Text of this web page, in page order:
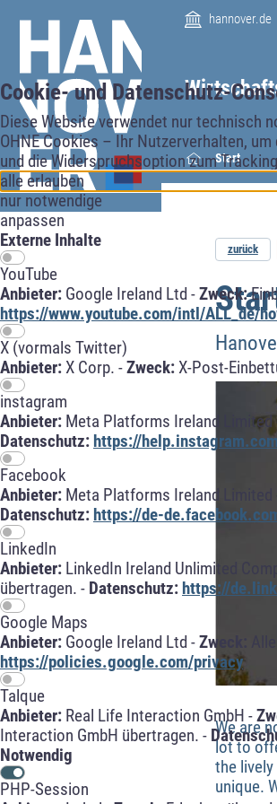
Cookie- und Datenschutz-
Diese Website verwendet nur technisch
OHNE Cookies – Ihr Nutzerverhalten,
und die Widerspruchsoption zum
alle erlauben
nur notwendige
anpassen
Externe Inhalte
YouTube
Anbieter: Google Ireland Ltd -Zweck:
https://www.youtube.com/intl/ALL_de/
X (vormals Twitter)
Anbieter:X Corp. -Zweck:X-Post-
instagram
Anbieter: Meta Platforms Ireland
Datenschutz: https://
Facebook
Anbieter: Meta Platforms Ireland
Datenschutz: https://de-
LinkedIn
Anbieter: LinkedIn Ireland Unlimited
übertragen. - Datenschutz: https://
Google Maps
Anbieter: Google Ireland Ltd -Zweck:
https://policies.google.com/privacy
Talque
Anbieter: Real Life Interaction GmbH -
Interaction GmbH übertragen. -
Notwendig
PHP-Session
Start
hannover.de
zurück
We are
lot to
the
unique.